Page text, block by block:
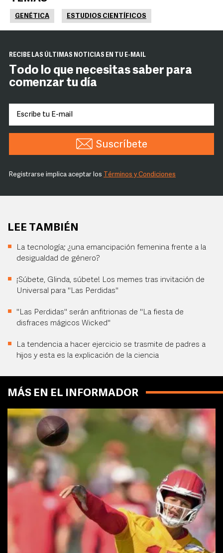
GENÉTICA ESTUDIOS CIENTÍFICOS
RECIBE LAS ÚLTIMAS NOTICIAS EN TU E-MAIL
Todo lo que necesitas saber para
comenzar tu día
Suscríbete
Registrarse implica aceptar los Términos y Condiciones
LEE TAMBIÉN
La tecnología; ¿una emancipación femenina frente a la
desigualdad de género?
¡Súbete, Glinda, súbete! Los memes tras invitación de
Universal para "Las Perdidas"
"Las Perdidas" serán anfitrionas de "La fiesta de
disfraces mágicos Wicked"
La tendencia a hacer ejercicio se trasmite de padres a
hijos y esta es la explicación de la ciencia
MÁS EN EL INFORMADOR